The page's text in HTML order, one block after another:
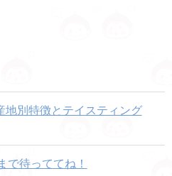
地別特徴とテイスティング
で待っててね！